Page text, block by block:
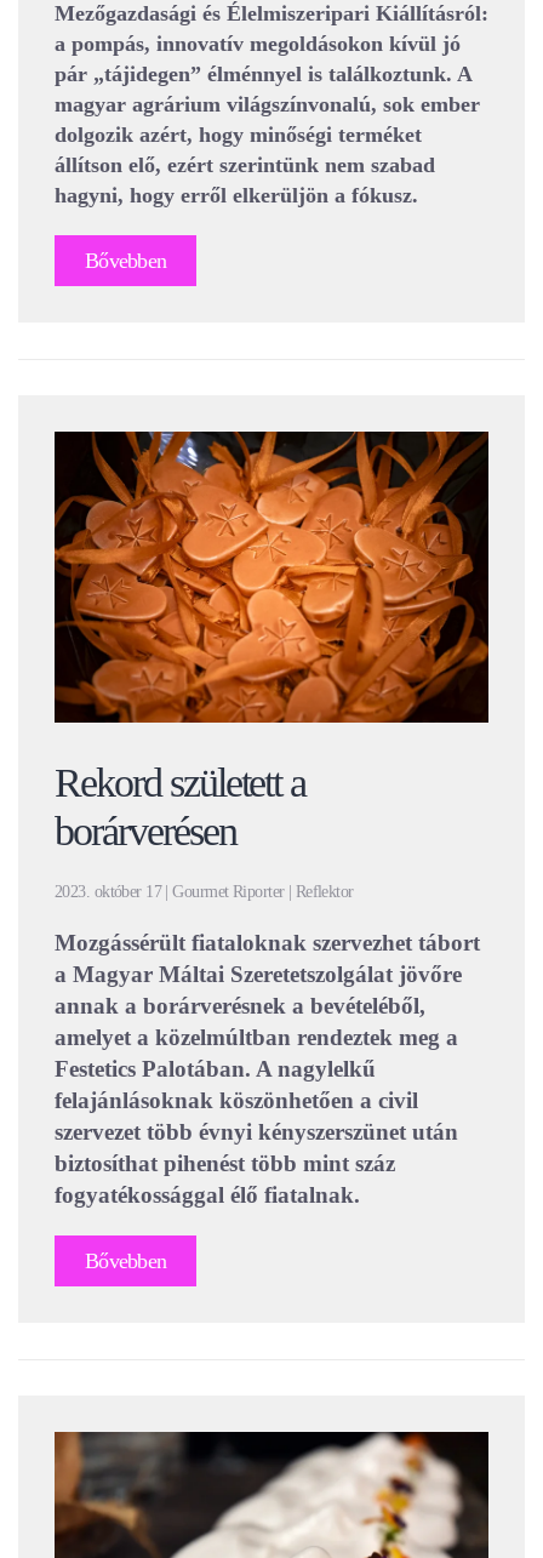
Mezőgazdasági és Élelmiszeripari Kiállításról:
a pompás, innovatív megoldásokon kívül jó
pár „tájidegen” élménnyel is találkoztunk. A
magyar agrárium világszínvonalú, sok ember
dolgozik azért, hogy minőségi terméket
állítson elő, ezért szerintünk nem szabad
hagyni, hogy erről elkerüljön a fókusz.
Bővebben
Rekord született a
borárverésen
2023. október 17 | Gourmet Riporter | Reflektor
Mozgássérült fiataloknak szervezhet tábort
a Magyar Máltai Szeretetszolgálat jövőre
annak a borárverésnek a bevételéből,
amelyet a közelmúltban rendeztek meg a
Festetics Palotában. A nagylelkű
felajánlásoknak köszönhetően a civil
szervezet több évnyi kényszerszünet után
biztosíthat pihenést több mint száz
fogyatékossággal élő fiatalnak.
Bővebben